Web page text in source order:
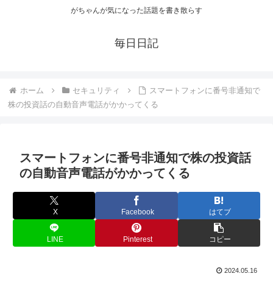
がちゃんが気になった話題を書き散らす
毎日日記
ホーム セキュリティ
スマートフォンに番号非通知で
株の投資話の自動音声電話がかかってくる
スマートフォンに番号非通知で株の投資話
の自動音声電話がかかってくる
X Facebook はてブ
LINE Pinterest コピー
2024.05.16